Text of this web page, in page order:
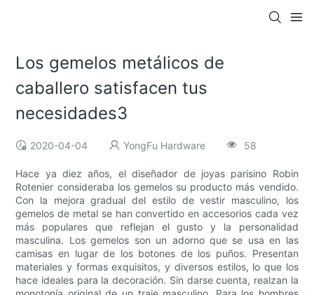
Los gemelos metálicos de
caballero satisfacen tus
necesidades3
2020-04-04 YongFu Hardware 58
Hace ya diez años, el diseñador de joyas parisino Robin
Rotenier consideraba los gemelos su producto más vendido.
Con la mejora gradual del estilo de vestir masculino, los
gemelos de metal se han convertido en accesorios cada vez
más populares que reflejan el gusto y la personalidad
masculina. Los gemelos son un adorno que se usa en las
camisas en lugar de los botones de los puños. Presentan
materiales y formas exquisitos, y diversos estilos, lo que los
hace ideales para la decoración. Sin darse cuenta, realzan la